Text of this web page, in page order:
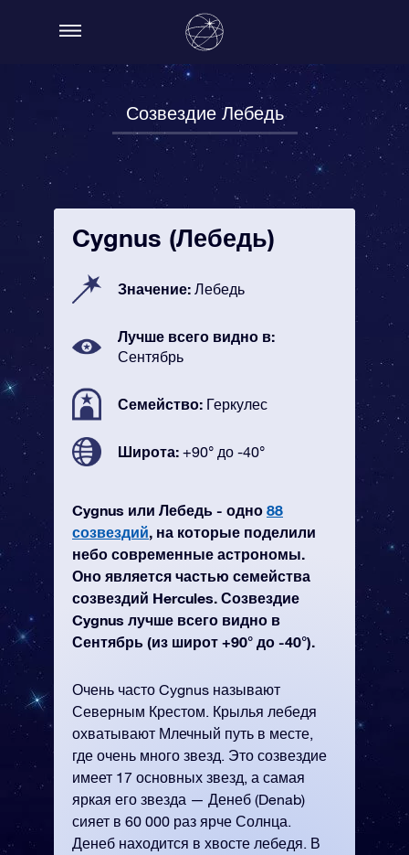
Созвездие Лебедь
Cygnus (Лебедь)
Значение: Лебедь
Лучше всего видно в:
Сентябрь
Семейство: Геркулес
Широта: +90° до -40°
Cygnus или Лебедь - одно 88
созвездий, на которые поделили
небо современные астрономы.
Оно является частью семейства
созвездий Hercules. Созвездие
Cygnus лучше всего видно в
Сентябрь (из широт +90° до -40°).
Очень часто Cygnus называют
Северным Крестом. Крылья лебедя
охватывают Млечный путь в месте,
где очень много звезд. Это созвездие
имеет 17 основных звезд, а самая
яркая его звезда — Денеб (Denab)
сияет в 60 000 раз ярче Солнца.
Денеб находится в хвосте лебедя. В